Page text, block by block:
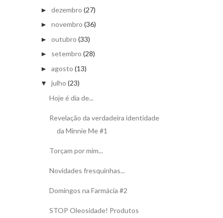
► dezembro (27)
► novembro (36)
► outubro (33)
► setembro (28)
► agosto (13)
▼ julho (23)
Hoje é dia de...
Revelação da verdadeira identidade
da Minnie Me #1
Torçam por mim...
Novidades fresquinhas...
Domingos na Farmácia #2
STOP Oleosidade! Produtos